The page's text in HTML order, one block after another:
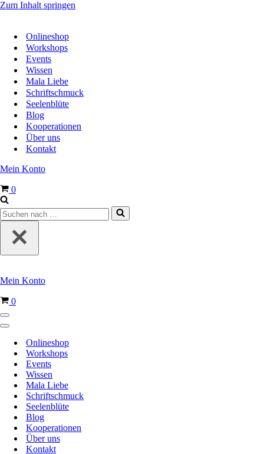
Zum Inhalt springen
Onlineshop
Workshops
Events
Wissen
Mala Liebe
Schriftschmuck
Seelenblüte
Blog
Kooperationen
Über uns
Kontakt
Mein Konto
Warenkorb
0
Suchen
nach …
Mein Konto
Warenkorb
0
Navigationsmenü
Navigationsmenü
Onlineshop
Workshops
Events
Wissen
Mala Liebe
Schriftschmuck
Seelenblüte
Blog
Kooperationen
Über uns
Kontakt